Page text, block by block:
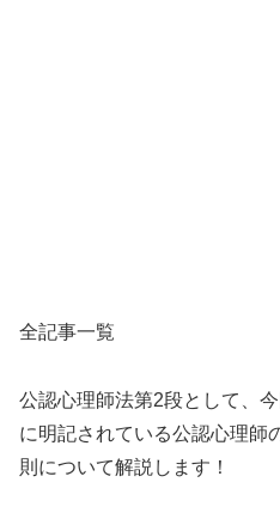
全記事一覧
公認心理師法第2段として、
に明記されている公認心理師
則について解説します！